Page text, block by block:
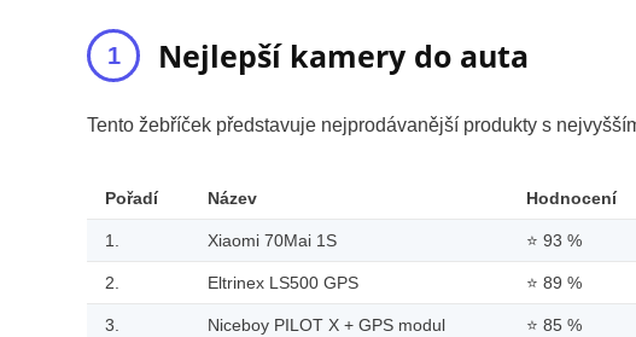
Nejlepší kamery do auta
Tento žebříček představuje nejprodávanější produkty s
Pořadí Název Hodnocení
1. Xiaomi 70Mai 1S ⭐ 93 %
2. Eltrinex LS500 GPS ⭐ 89 %
3. Niceboy PILOT X + GPS modul ⭐ 85 %